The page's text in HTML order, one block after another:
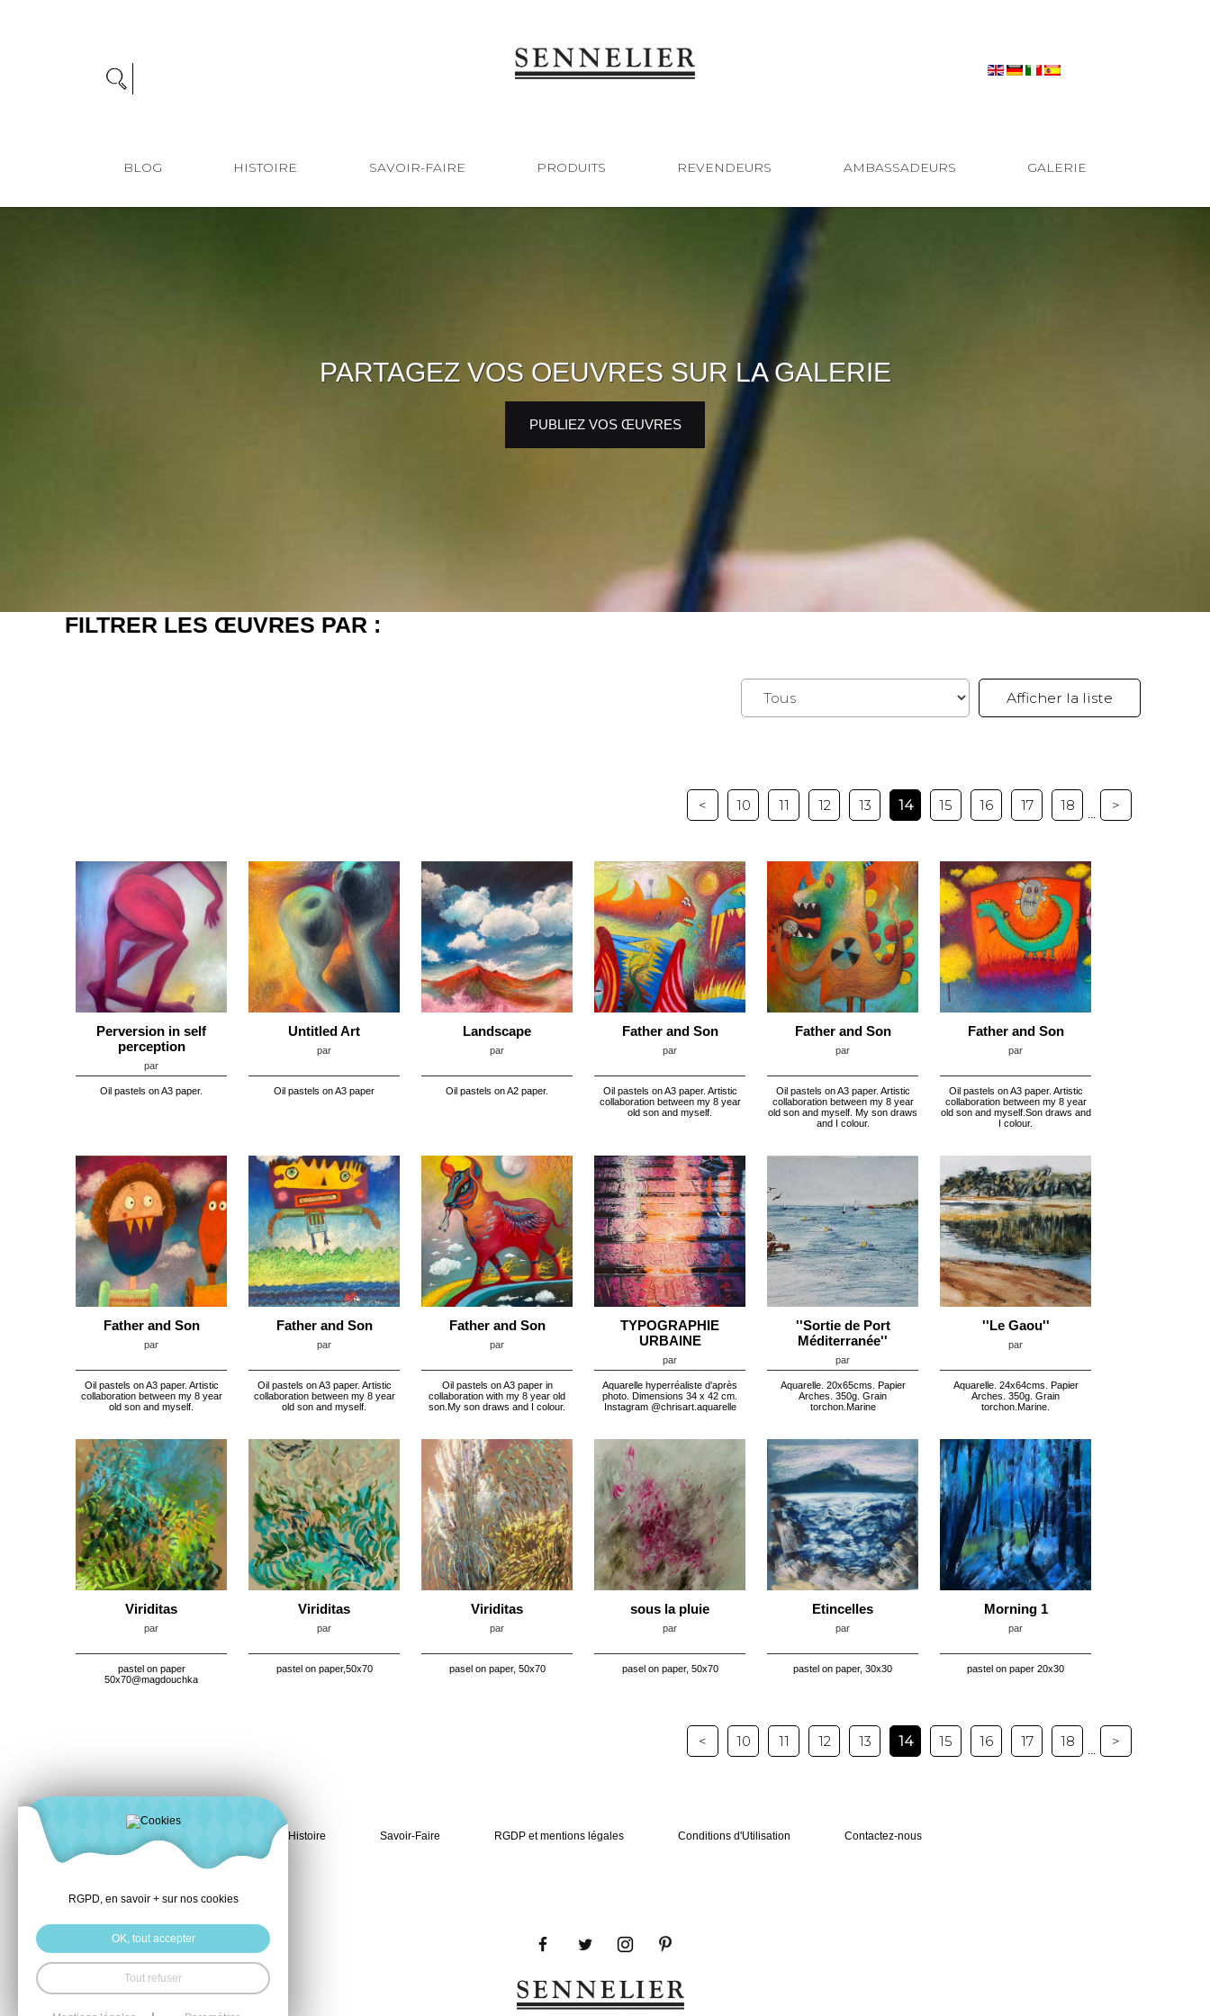
BLOG HISTOIRE SAVOIR-FAIRE PRODUITS REVENDEURS AMBASSADEURS GALERIE
PARTAGEZ VOS OEUVRES SUR LA GALERIE
PUBLIEZ VOS ŒUVRES
FILTRER LES ŒUVRES PAR :
< 10 11 12 13 14 15 16 17 18
...
>
Perversion in self
perception
par
Oil pastels on A3 paper.
Untitled Art
par
Oil pastels on A3 paper
Landscape
par
Oil pastels on A2 paper.
Father and Son
par
Oil pastels on A3 paper. Artistic
collaboration between my 8 year
old son and myself.
Father and Son
par
Oil pastels on A3 paper. Artistic
collaboration between my 8 year
old son and myself. My son draws
and I colour.
Father and Son
par
Oil pastels on A3 paper. Artistic
collaboration between my 8 year
old son and myself.Son draws and
I colour.
Father and Son
par
Oil pastels on A3 paper. Artistic
collaboration between my 8 year
old son and myself.
Father and Son
par
Oil pastels on A3 paper. Artistic
collaboration between my 8 year
old son and myself.
Father and Son
par
Oil pastels on A3 paper in
collaboration with my 8 year old
son.My son draws and I colour.
TYPOGRAPHIE
URBAINE
par
Aquarelle hyperréaliste d'après
photo. Dimensions 34 x 42 cm.
Instagram @chrisart.aquarelle
''Sortie de Port
Méditerranée''
par
Aquarelle. 20x65cms. Papier
Arches. 350g. Grain
torchon.Marine
''Le Gaou''
par
Aquarelle. 24x64cms. Papier
Arches. 350g. Grain
torchon.Marine.
Viriditas
par
pastel on paper
50x70@magdouchka
Viriditas
par
pastel on paper,50x70
Viriditas
par
pasel on paper, 50x70
sous la pluie
par
pasel on paper, 50x70
Etincelles
par
pastel on paper, 30x30
Morning 1
par
pastel on paper 20x30
< 10 11 12 13 14 15 16 17 18
...
>
Histoire Savoir-Faire RGDP et mentions légales Conditions d'Utilisation Contactez-nous
RGPD, en savoir + sur nos cookies
OK, tout accepter
Tout refuser